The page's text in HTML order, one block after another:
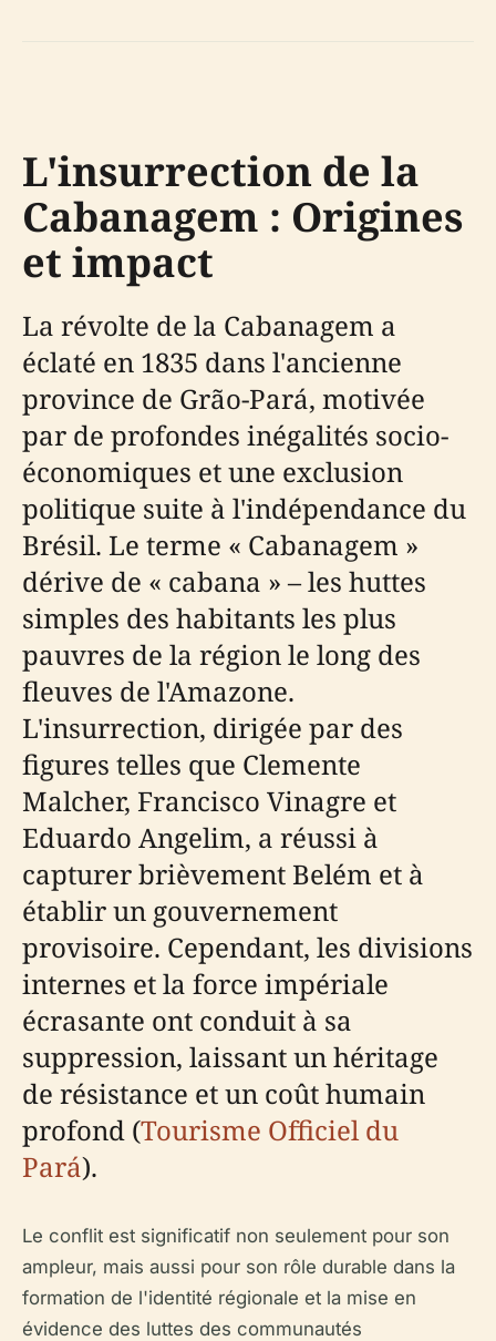
L'insurrection de la
Cabanagem : Origines
et impact
La révolte de la Cabanagem a
éclaté en 1835 dans l'ancienne
province de Grão-Pará, motivée
par de profondes inégalités socio-
économiques et une exclusion
politique suite à l'indépendance du
Brésil. Le terme « Cabanagem »
dérive de « cabana » – les huttes
simples des habitants les plus
pauvres de la région le long des
fleuves de l'Amazone.
L'insurrection, dirigée par des
figures telles que Clemente
Malcher, Francisco Vinagre et
Eduardo Angelim, a réussi à
capturer brièvement Belém et à
établir un gouvernement
provisoire. Cependant, les divisions
internes et la force impériale
écrasante ont conduit à sa
suppression, laissant un héritage
de résistance et un coût humain
profond (Tourisme Officiel du
Pará).
Le conflit est significatif non seulement pour son
ampleur, mais aussi pour son rôle durable dans la
formation de l'identité régionale et la mise en
évidence des luttes des communautés